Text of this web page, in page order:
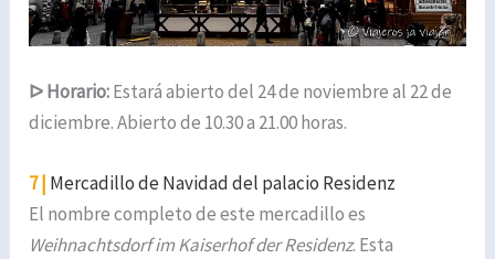
ᐅHorario:Estará abierto del 24 de noviembre al 22 de
diciembre. Abierto de 10.30 a 21.00 horas.
7 | Mercadillo de Navidad del palacio Residenz
El nombre completo de este mercadillo es
Weihnachtsdorf im Kaiserhof der Residenz. Esta